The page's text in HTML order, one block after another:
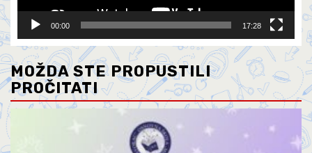
00:00 17:28
MOŽDA STE PROPUSTILI
PROČITATI